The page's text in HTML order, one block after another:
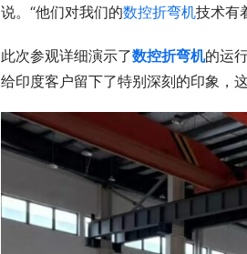
说。“他们对我们的数控折弯机技术有
此次参观详细演示了数控折弯机的运
给印度客户留下了特别深刻的印象，